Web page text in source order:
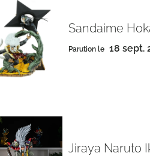
Sandaime
Parution le 18 sept.
Jiraya Naruto